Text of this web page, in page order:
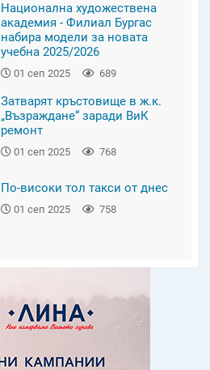
Национална художествена
академия - Филиал Бургас
набира модели за новата
учебна 2025/2026
01 сеп 2025 689
Затварят кръстовище в ж.к.
„Възраждане“ заради ВиК
ремонт
01 сеп 2025 768
По-високи тол такси от днес
01 сеп 2025 758